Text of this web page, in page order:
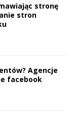
stronę
stron
Agencje
facebook